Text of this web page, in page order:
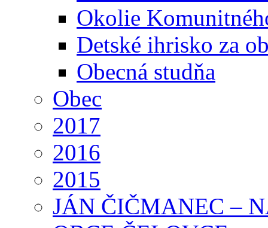
Okolie
Detské ihrisko za
Obecná studňa
Obec
2017
2016
2015
JÁN ČIČMANEC –